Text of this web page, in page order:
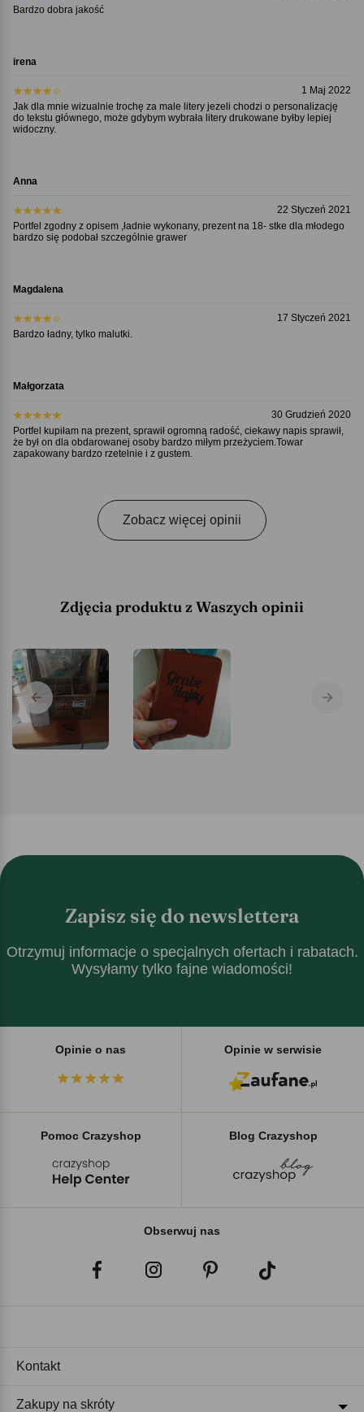
Bardzo dobra jakość
irena
1 Maj 2022
Jak dla mnie wizualnie trochę za male litery jezeli chodzi o personalizację
do tekstu głównego, może gdybym wybrała litery drukowane byłby lepiej
widoczny.
Anna
22 Styczeń 2021
Portfel zgodny z opisem ,ładnie wykonany, prezent na 18- stke dla młodego
bardzo się podobał szczególnie grawer
Magdalena
17 Styczeń 2021
Bardzo ładny, tylko malutki.
Małgorzata
30 Grudzień 2020
Portfel kupiłam na prezent, sprawił ogromną radość, ciekawy napis sprawił,
że był on dla obdarowanej osoby bardzo miłym przeżyciem.Towar
zapakowany bardzo rzetelnie i z gustem.
Zobacz więcej opinii
Zdjęcia produktu z Waszych opinii
Zapisz się do newslettera
Otrzymuj informacje o specjalnych ofertach i rabatach.
Wysyłamy tylko fajne wiadomości!
Opinie o nas Opinie w serwisie
Pomoc Crazyshop Blog Crazyshop
Obserwuj nas
Kontakt
Zakupy na skróty